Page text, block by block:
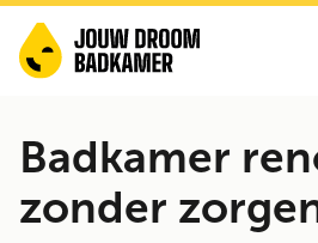
Badkamer
zonder